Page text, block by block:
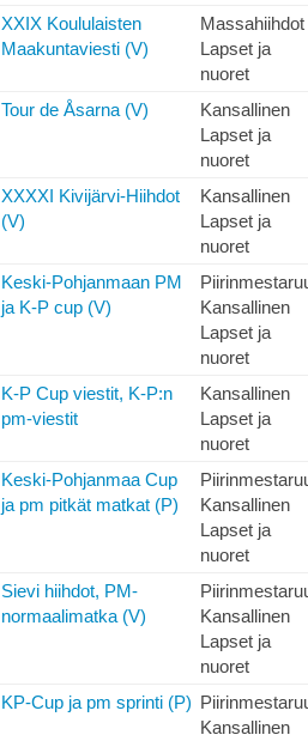
XXIX Koululaisten
Maakuntaviesti (V)
Massahiihdot
Lapset ja
nuoret
Tour de Åsarna (V)
Kansallinen
Lapset ja
nuoret
XXXXI Kivijärvi-Hiihdot
(V)
Kansallinen
Lapset ja
nuoret
Keski-Pohjanmaan PM
ja K-P cup (V)
Kansallinen
Lapset ja
nuoret
K-P Cup viestit, K-P:n
pm-viestit
Kansallinen
Lapset ja
nuoret
Keski-Pohjanmaa Cup
ja pm pitkät matkat (P)
Kansallinen
Lapset ja
nuoret
Sievi hiihdot, PM-
normaalimatka (V)
Kansallinen
Lapset ja
nuoret
KP-Cup ja pm sprinti (P)
Kansallinen